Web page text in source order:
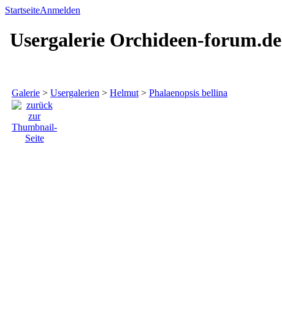
StartseiteAnmelden
Usergalerie Orchideen-forum.de
Galerie > Usergalerien > Helmut > Phalaenopsis bellina